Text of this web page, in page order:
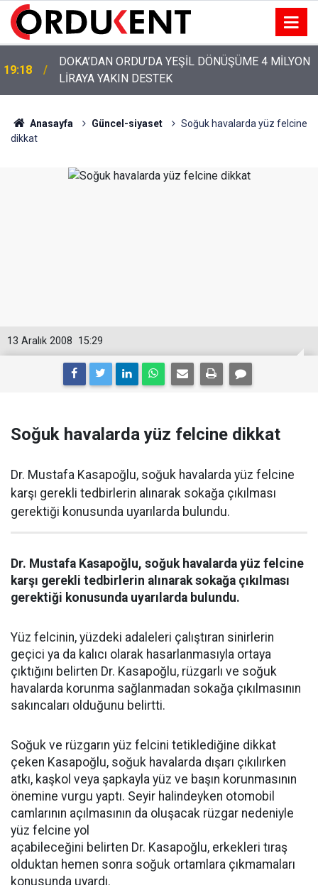
12:46
YENİ PARTİ’NİN ORDU’DAKİ 69 KİŞİLİK KURUCU
KADROSU AÇIKLANDI
Anasayfa Güncel-siyaset
Soğuk havalarda yüz felcine
dikkat
15:29
13 Aralık 2008
Soğuk havalarda yüz felcine dikkat
Dr. Mustafa Kasapoğlu, soğuk havalarda yüz felcine
karşı gerekli tedbirlerin alınarak sokağa çıkılması
gerektiği konusunda uyarılarda bulundu.
Dr. Mustafa Kasapoğlu, soğuk havalarda yüz felcine
karşı gerekli tedbirlerin alınarak sokağa çıkılması
gerektiği konusunda uyarılarda bulundu.
Yüz felcinin, yüzdeki adaleleri çalıştıran sinirlerin
geçici ya da kalıcı olarak hasarlanmasıyla ortaya
çıktığını belirten Dr. Kasapoğlu, rüzgarlı ve soğuk
havalarda korunma sağlanmadan sokağa çıkılmasının
sakıncaları olduğunu belirtti.
Soğuk ve rüzgarın yüz felcini tetiklediğine dikkat
çeken Kasapoğlu, soğuk havalarda dışarı çıkılırken
atkı, kaşkol veya şapkayla yüz ve başın korunmasının
önemine vurgu yaptı. Seyir halindeyken otomobil
camlarının açılmasının da oluşacak rüzgar nedeniyle
yüz felcine yol
açabileceğini belirten Dr. Kasapoğlu, erkekleri tıraş
olduktan hemen sonra soğuk ortamlara çıkmamaları
konusunda uyardı.